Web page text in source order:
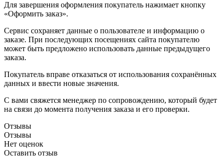
Для завершения оформления покупатель нажимает кнопку
«Оформить заказ».
Сервис сохраняет данные о пользователе и информацию о
заказе. При последующих посещениях сайта покупателю
может быть предложено использовать данные предыдущего
заказа.
Покупатель вправе отказаться от использования сохранённых
данных и ввести новые значения.
С вами свяжется менеджер по сопровождению, который будет
на связи до момента получения заказа и его проверки.
Отзывы
Отзывы
Нет оценок
Оставить отзыв